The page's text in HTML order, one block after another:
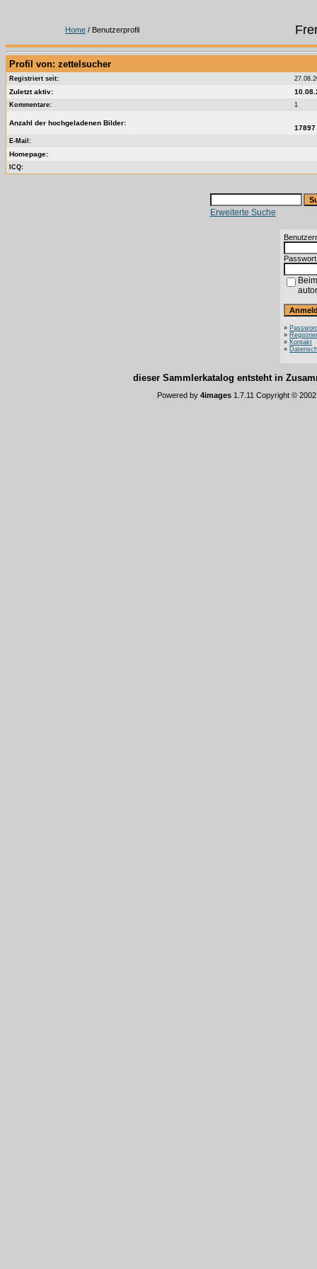
Home / Benutzerprofil
Profil von: zettelsucher
Registriert seit:
Zuletzt aktiv:
Kommentare: 1
Anzahl der hochgeladenen Bilder:
17897
E-Mail:
Homepage:
ICQ:
Erweiterte Suche
»
»
» Kontakt
»
dieser Sammlerkatalog entsteht in
Powered by 4images 1.7.11 Copyright ©